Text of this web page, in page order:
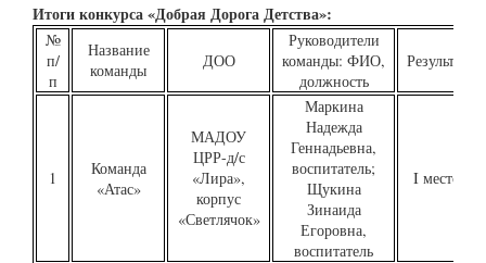
Итоги конкурса«Добрая Дорога Детства»:
№
п/
п
Название
команды
ДОО
Руководители
команды: ФИО,
должность
Результат
1
Команда
«Атас»
МАДОУ
ЦРР-д/с
«Лира»,
корпус
«Светлячок»
Маркина
Надежда
Геннадьевна,
воспитатель;
Щукина
Зинаида
Егоровна,
воспитатель
I место